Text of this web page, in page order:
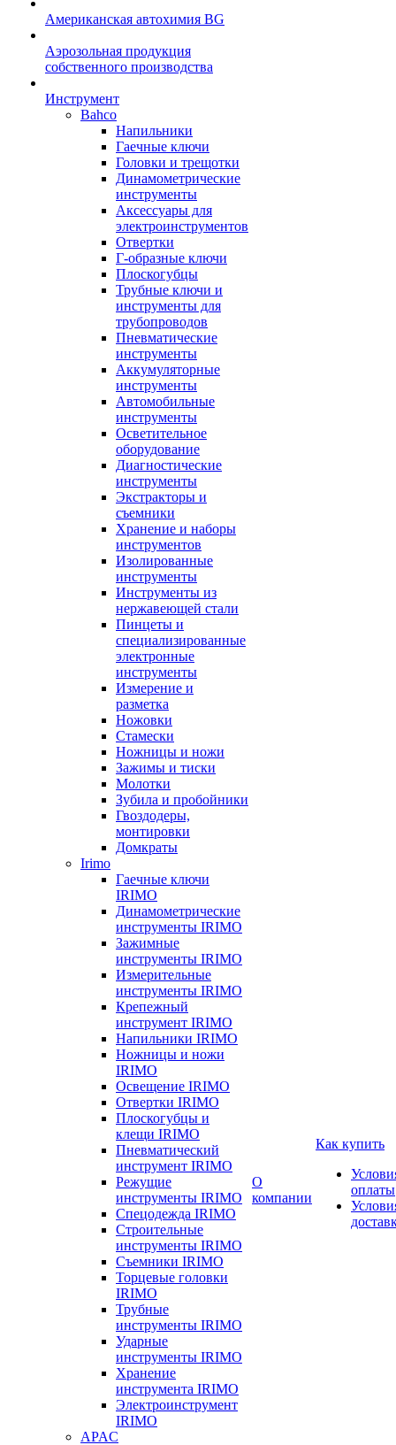
Американская автохимия BG
Аэрозольная продукция
собственного производства
Инструмент
Bahco
Напильники
Гаечные ключи
Головки и трещотки
Динамометрические
инструменты
Аксессуары для
электроинструментов
Отвертки
Г-образные ключи
Плоскогубцы
Трубные ключи и
инструменты для
трубопроводов
Пневматические
инструменты
Аккумуляторные
инструменты
Автомобильные
инструменты
Осветительное
оборудование
Диагностические
инструменты
Экстракторы и
съемники
Хранение и наборы
инструментов
Изолированные
инструменты
Инструменты из
нержавеющей стали
Пинцеты и
специализированные
электронные
инструменты
Измерение и
разметка
Ножовки
Стамески
Ножницы и ножи
Зажимы и тиски
Молотки
Зубила и пробойники
Гвоздодеры,
монтировки
Домкраты
Irimo
Гаечные ключи
IRIMO
Динамометрические
инструменты IRIMO
Зажимные
инструменты IRIMO
Измерительные
инструменты IRIMO
Крепежный
инструмент IRIMO
Напильники IRIMO
Ножницы и ножи
IRIMO
Освещение IRIMO
Отвертки IRIMO
Плоскогубцы и
клещи IRIMO
Пневматический
инструмент IRIMO
Режущие
инструменты IRIMO
Спецодежда IRIMO
Строительные
инструменты IRIMO
Съемники IRIMO
Торцевые головки
IRIMO
Трубные
инструменты IRIMO
Ударные
инструменты IRIMO
Хранение
инструмента IRIMO
Электроинструмент
IRIMO
APAC
О
компании
Как купить
оплаты